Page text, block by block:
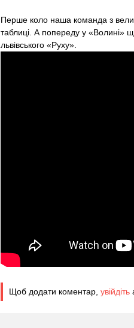
Перше коло наша команда з
таблиці. А попереду у «Волині»
львівського «Руху».
Щоб додати коментар, увійдіть